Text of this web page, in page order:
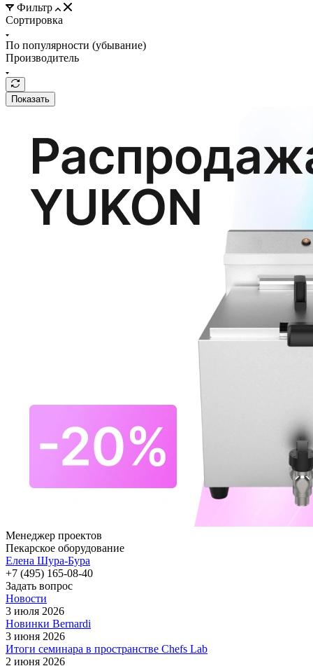
Фильтр
Сортировка
По популярности (убывание)
Производитель
Показать
Менеджер проектов
Пекарское оборудование
Елена Шура-Бура
+7 (495) 165-08-40
Задать вопрос
Новости
3 июля 2026
Новинки Bernardi
3 июня 2026
Итоги семинара в пространстве Chefs Lab
2 июня 2026